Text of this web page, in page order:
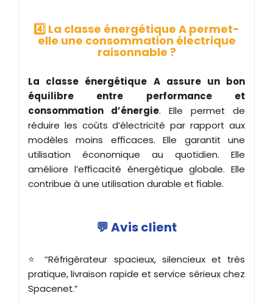
4️⃣ La classe énergétique A permet-
elle une consommation électrique
raisonnable ?
La classe énergétique A assure un bon
équilibre entre performance et
consommation d’énergie. Elle permet de
réduire les coûts d’électricité par rapport aux
modèles moins efficaces. Elle garantit une
utilisation économique au quotidien. Elle
améliore l’efficacité énergétique globale. Elle
contribue à une utilisation durable et fiable.
💬 Avis client
⭐ “Réfrigérateur spacieux, silencieux et très
pratique, livraison rapide et service sérieux chez
Spacenet.”